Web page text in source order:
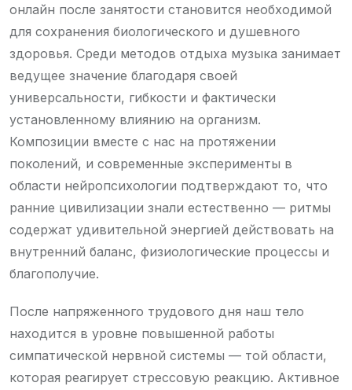
онлайн после занятости становится необходимой
для сохранения биологического и душевного
здоровья. Среди методов отдыха музыка занимает
ведущее значение благодаря своей
универсальности, гибкости и фактически
установленному влиянию на организм.
Композиции вместе с нас на протяжении
поколений, и современные эксперименты в
области нейропсихологии подтверждают то, что
ранние цивилизации знали естественно — ритмы
содержат удивительной энергией действовать на
внутренний баланс, физиологические процессы и
благополучие.
После напряженного трудового дня наш тело
находится в уровне повышенной работы
симпатической нервной системы — той области,
которая реагирует стрессовую реакцию. Активное